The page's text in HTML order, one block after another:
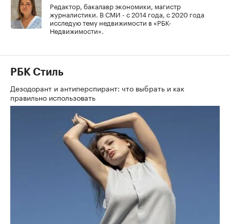
Редактор, бакалавр экономики, магистр
журналистики. В СМИ - с 2014 года, с 2020 года
исследую тему недвижимости в «РБК-
Недвижимости».
РБК Стиль
Дезодорант и антиперспирант: что выбрать и как
правильно использовать